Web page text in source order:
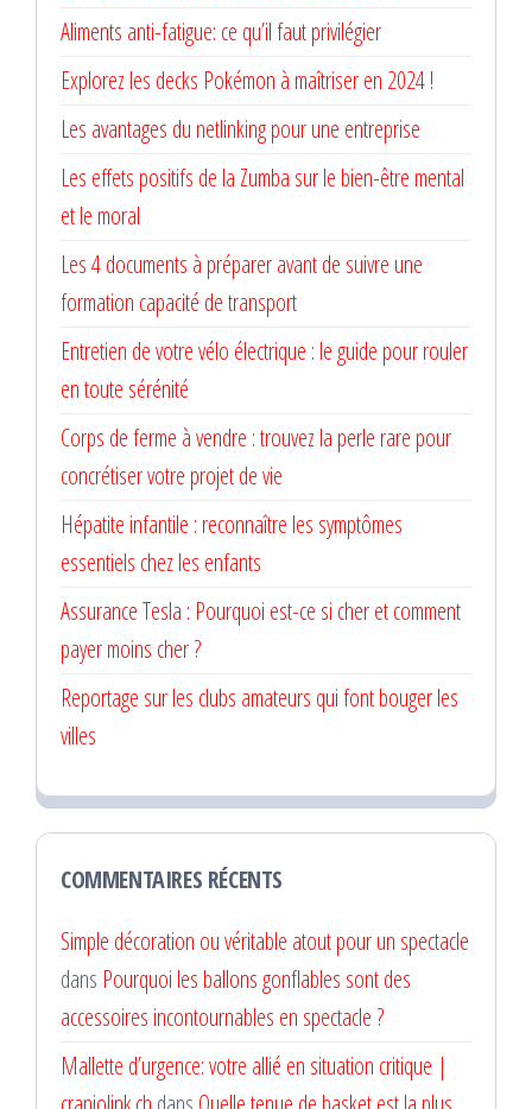
Aliments anti-fatigue: ce qu’il faut privilégier
Explorez les decks Pokémon à maîtriser en 2024 !
Les avantages du netlinking pour une entreprise
Les effets positifs de la Zumba sur le bien-être mental
et le moral
Les 4 documents à préparer avant de suivre une
formation capacité de transport
Entretien de votre vélo électrique : le guide pour rouler
en toute sérénité
Corps de ferme à vendre : trouvez la perle rare pour
concrétiser votre projet de vie
Hépatite infantile : reconnaître les symptômes
essentiels chez les enfants
Assurance Tesla : Pourquoi est-ce si cher et comment
payer moins cher ?
Reportage sur les clubs amateurs qui font bouger les
villes
COMMENTAIRES RÉCENTS
Simple décoration ou véritable atout pour un spectacle
dans Pourquoi les ballons gonflables sont des
accessoires incontournables en spectacle ?
Mallette d’urgence: votre allié en situation critique |